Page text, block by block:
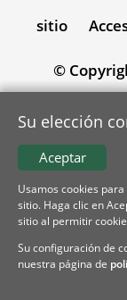
sitio
©
Su elección
Aceptar
Usamos cookies
sitio. Haga clic en
sitio al permitir
Su configuración de
nuestra página de